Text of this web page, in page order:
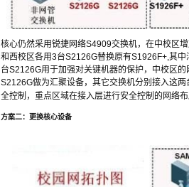
核心仍然采用锐捷网络S4909交换机，在中校区
和西校区各用3台S2126G替换原有S1926F+,其
台S2126G用于加强对关键机器的保护，中校区
S2126G做为汇聚设备，其它交换机分别接入这
全控制，重点区域在接入层进行安全控制的网络布
方案二：更换核心设备